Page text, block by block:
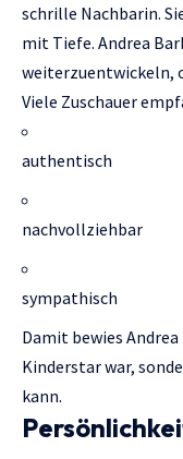
schrille Nachbarin.
mit Tiefe. Andrea
weiterzuentwickeln,
Viele Zuschauer
authentisch
nachvollziehbar
sympathisch
Damit bewies
Kinderstar war,
kann.